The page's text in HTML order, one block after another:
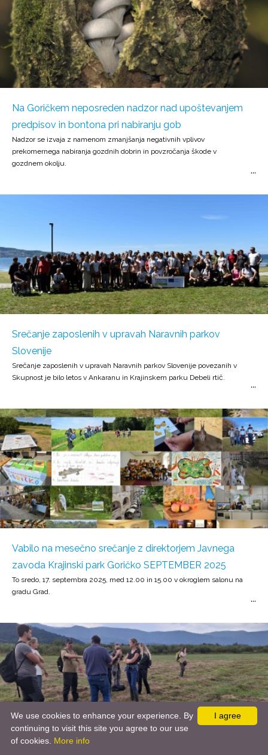
Na Goričkem neposreden nadzor nad upoštevanjem
predpisov in bontona pri nabiranju gob
Nadzor se izvaja z namenom zmanjšanja negativnih vplivov
prekomernega nabiranja gozdnih dobrin in povzročanja škode v
gozdnem okolju.
Srečanje zaposlenih v upravah Naravnih parkov
Slovenije
Srečanje zaposlenih v upravah Naravnih parkov Slovenije povezanih v
Skupnost je bilo letos v Ankaranu in Krajinskem parku Debeli rtič.
Vabilo na mesečno srečanje z direktorjem Javnega
zavoda Krajinski park Goričko SEPTEMBER 2025
To sredo, 17. septembra 2025, med 12.00 in 15.00 v okroglem salonu na
gradu Grad.
I agree
We use cookies to enhance your experience. By
continuing to visit this site you agree to our use
of cookies. More info